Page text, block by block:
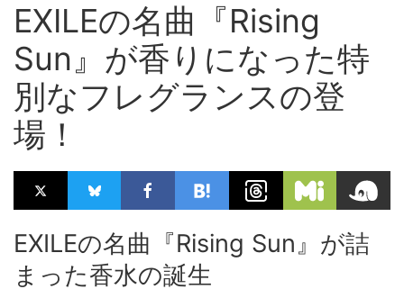
EXILEの名曲『Rising
Sun』が香りになった特
別なフレグランスの登
場！
EXILEの名曲『Rising Sun』が詰
まった香水の誕生